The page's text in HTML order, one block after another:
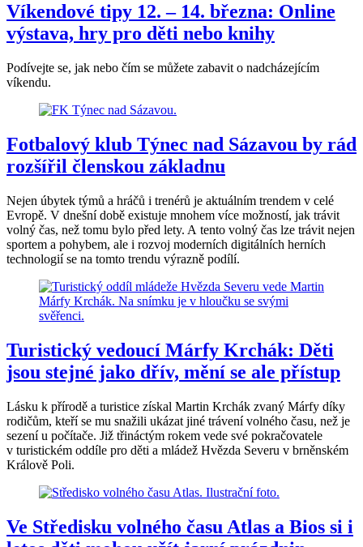
Víkendové tipy 12. – 14. března: Online
výstava, hry pro děti nebo knihy
Podívejte se, jak nebo čím se můžete zabavit o nadcházejícím
víkendu.
Fotbalový klub Týnec nad Sázavou by rád
rozšířil členskou základnu
Nejen úbytek týmů a hráčů i trenérů je aktuálním trendem v celé
Evropě. V dnešní době existuje mnohem více možností, jak trávit
volný čas, než tomu bylo před lety. A tento volný čas lze trávit nejen
sportem a pohybem, ale i rozvoj moderních digitálních herních
technologií se na tomto trendu výrazně podílí.
Turistický vedoucí Márfy Krchák: Děti
jsou stejné jako dřív, mění se ale přístup
Lásku k přírodě a turistice získal Martin Krchák zvaný Márfy díky
rodičům, kteří se mu snažili ukázat jiné trávení volného času, než je
sezení u počítače. Již třináctým rokem vede své pokračovatele
v turistickém oddíle pro děti a mládež Hvězda Severu v brněnském
Králově Poli.
Ve Středisku volného času Atlas a Bios si i